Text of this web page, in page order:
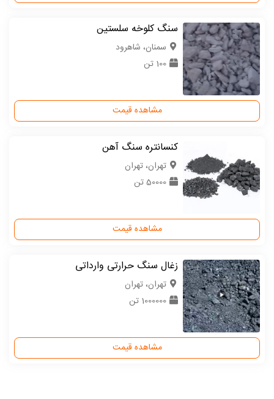
سنگ کلوخه سلستین
سمنان، شاهرود
100 تن
مشاهده قیمت
کنسانتره سنگ آهن
تهران، تهران
50000 تن
مشاهده قیمت
زغال سنگ حرارتی وارداتی
تهران، تهران
1000000 تن
مشاهده قیمت